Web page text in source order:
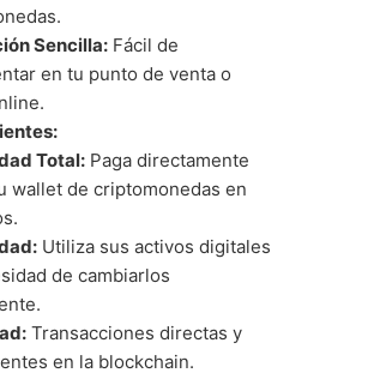
Sencilla: Fácil de
en tu punto de venta o
Total: Paga directamente
wallet de criptomonedas en
Utiliza sus activos digitales
de cambiarlos
Transacciones directas y
en la blockchain.